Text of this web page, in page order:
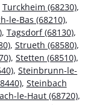
Turckheim (68230),
le-Bas (68210),
, Tagsdorf (68130),
, Strueth (68580),
, Stetten (68510),
, Steinbrunn-le-
, Steinbach
le-Haut (68720),